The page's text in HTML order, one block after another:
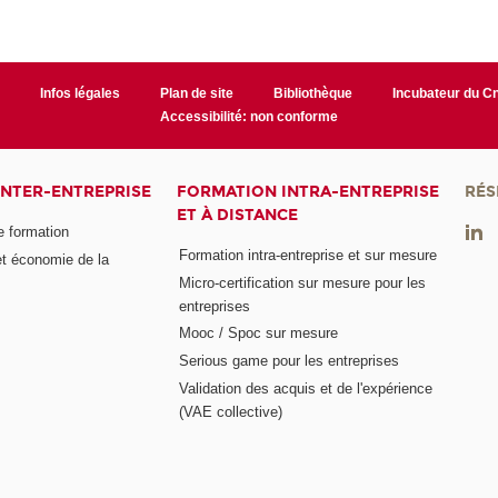
Infos légales Plan de site Bibliothèque
Incubateur du
Accessibilité: non conforme
ENTREPRISE
formation
économie de la
FORMATION INTRA-ENTREPRISE
ET À DISTANCE
Formation intra-entreprise et sur mesure
Micro-certification sur mesure pour les
entreprises
Mooc / Spoc sur mesure
Serious game pour les entreprises
Validation des acquis et de l'expérience
(VAE collective)